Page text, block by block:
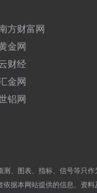
方财富网
金网
财经
金网
铝网
、图表、指标、信号等只
据本网站提供的信息、资